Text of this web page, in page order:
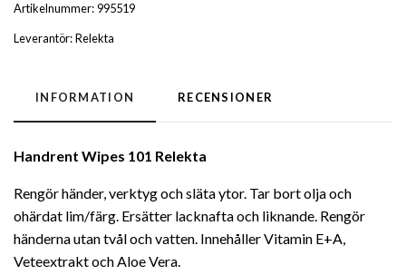
Artikelnummer:995519
Leverantör:Relekta
INFORMATION RECENSIONER
Handrent Wipes 101 Relekta
Rengör händer, verktyg och släta ytor. Tar bort olja och
ohärdat lim/färg. Ersätter lacknafta och liknande. Rengör
händerna utan tvål och vatten. Innehåller Vitamin E+A,
Veteextrakt och Aloe Vera.